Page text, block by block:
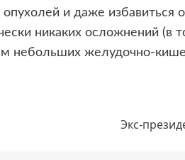
и даже избавиться
никаких осложнений (в
небольших желудочно-
Экс-